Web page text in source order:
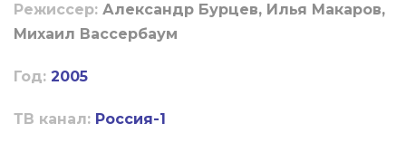
Режиссер: Александр Бурцев, Илья Макаров,
Михаил Вассербаум
Год: 2005
ТВ канал: Россия-1